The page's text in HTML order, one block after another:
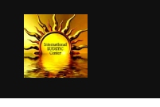
conținut